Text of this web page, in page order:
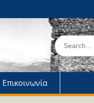
Search
for:
Επικοινωνία